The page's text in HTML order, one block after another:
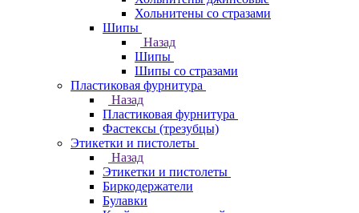
Хольнитены со стразами
Шипы
Назад
Шипы
Шипы со стразами
Пластиковая фурнитура
Назад
Пластиковая фурнитура
Фастексы (трезубцы)
Этикетки и пистолеты
Назад
Этикетки и пистолеты
Биркодержатели
Булавки